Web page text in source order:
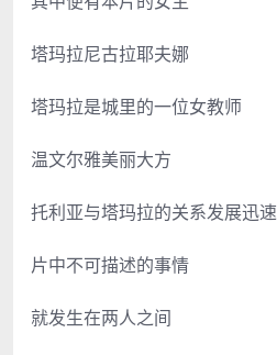
塔玛拉尼古拉耶夫娜
塔玛拉是城里的一位女教师
温文尔雅美丽大方
托利亚与塔玛拉的关系发展迅速
片中不可描述的事情
就发生在两人之间